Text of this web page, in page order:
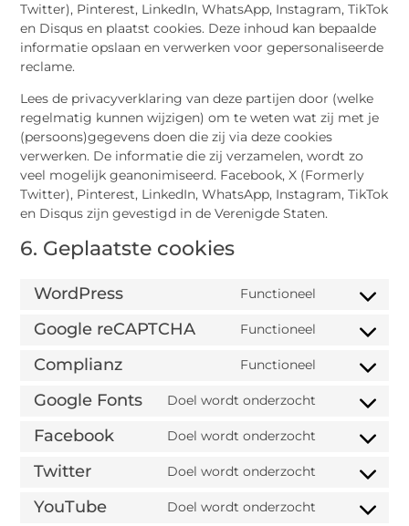
Twitter), Pinterest, LinkedIn, WhatsApp, Instagram, TikTok
en Disqus en plaatst cookies. Deze inhoud kan bepaalde
informatie opslaan en verwerken voor gepersonaliseerde
reclame.
Lees de privacyverklaring van deze partijen door (welke
regelmatig kunnen wijzigen) om te weten wat zij met je
(persoons)gegevens doen die zij via deze cookies
verwerken. De informatie die zij verzamelen, wordt zo
veel mogelijk geanonimiseerd. Facebook, X (Formerly
Twitter), Pinterest, LinkedIn, WhatsApp, Instagram, TikTok
en Disqus zijn gevestigd in de Verenigde Staten.
6. Geplaatste cookies
WordPress Functioneel
Google reCAPTCHA Functioneel
Complianz Functioneel
Google Fonts Doel wordt onderzocht
Facebook Doel wordt onderzocht
Twitter Doel wordt onderzocht
YouTube Doel wordt onderzocht